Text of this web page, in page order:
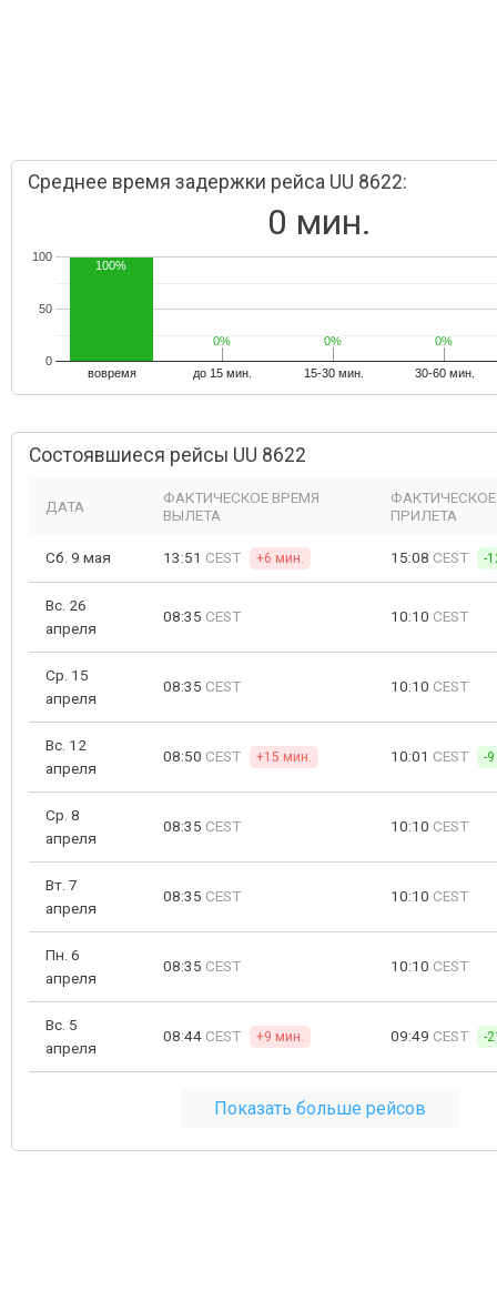
Среднее время задержки рейса UU 8622:
0 мин.
вовремя до 15 мин. 15-30 мин. 30-60 мин.
0
50
100
100%
0%
0% 0%
0% 0%
0%
Состоявшиеся рейсы UU 8622
ДАТА
ФАКТИЧЕСКОЕ ВРЕМЯ
ВЫЛЕТА
ПРИЛЕТА
Сб. 9 мая 13:51 CEST +6 мин. 15:08 CEST -
Вс. 26
апреля
08:35 CEST 10:10 CEST
Ср. 15
апреля
08:35 CEST 10:10 CEST
Вс. 12
апреля
08:50 CEST +15 мин. 10:01 CEST -
Ср. 8
апреля
08:35 CEST 10:10 CEST
Вт. 7
апреля
08:35 CEST 10:10 CEST
Пн. 6
апреля
08:35 CEST 10:10 CEST
Вс. 5
апреля
08:44 CEST +9 мин. 09:49 CEST -
Показать больше рейсов